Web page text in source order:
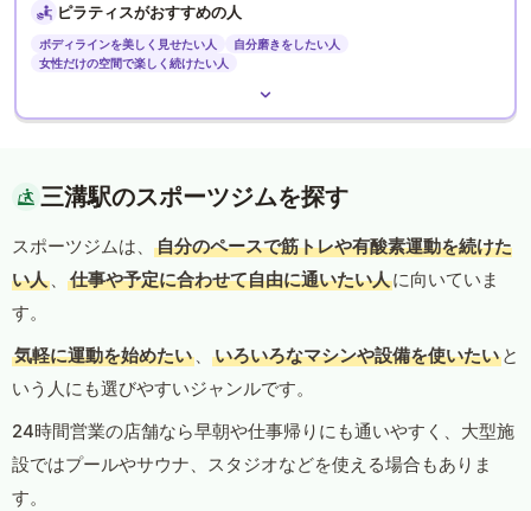
ピラティスがおすすめの人
ボディラインを美しく見せたい人
自分磨きをしたい人
女性だけの空間で楽しく続けたい人
三溝駅のスポーツジムを探す
スポーツジムは、
自分のペースで筋トレや有酸素運動を続けた
い人 、 仕事や予定に合わせて自由に通いたい人に向いていま
す。
気軽に運動を始めたい 、 いろいろなマシンや設備を使いたい と
いう人にも選びやすいジャンルです。
24時間営業の店舗なら早朝や仕事帰りにも通いやすく、大型施
設ではプールやサウナ、スタジオなどを使える場合もありま
す。